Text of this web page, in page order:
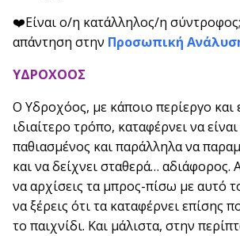
❤️Είναι ο/η κατάλληλος/η
απάντηση στην Προσωπική
ΥΔΡΟΧΟΟΣ
Ο Υδροχόος, με κάποιο περίεργο και
ιδιαίτερο τρόπο, καταφέρνει να
παθιασμένος και παράλληλα να
και να δείχνει σταθερά… αδιάφορος.
να αρχίσεις τα μπρος-πίσω με αυτό
να ξέρεις ότι τα καταφέρνει επίσης
το παιχνίδι. Και μάλιστα, στην